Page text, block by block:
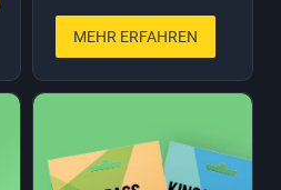
MEHR ERFAHREN